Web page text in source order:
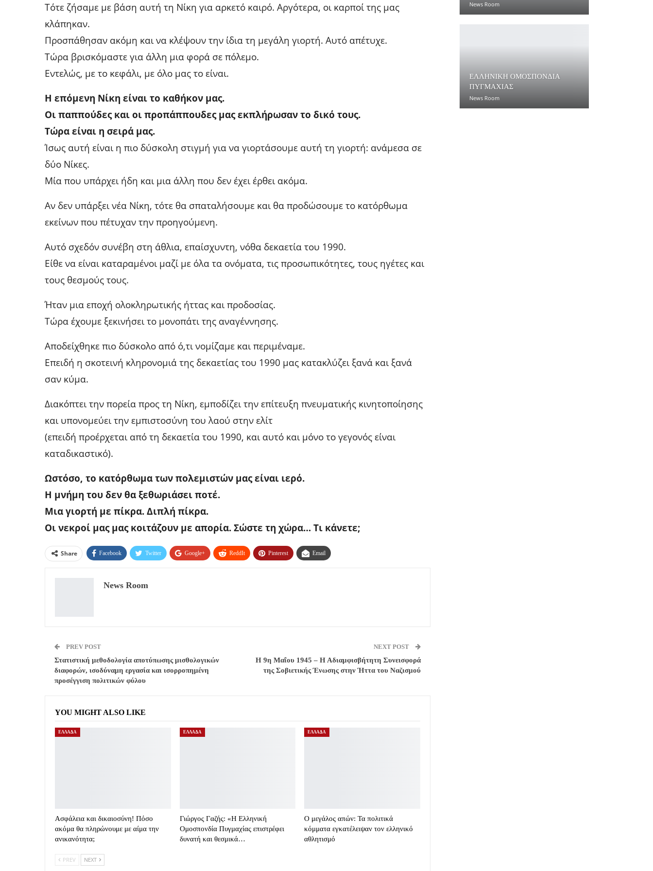
Τότε ζήσαμε με βάση αυτή τη Νίκη για αρκετό καιρό. Αργότερα, οι καρποί της μας
κλάπηκαν.
Προσπάθησαν ακόμη και να κλέψουν την ίδια τη μεγάλη γιορτή. Αυτό απέτυχε.
Τώρα βρισκόμαστε για άλλη μια φορά σε πόλεμο.
Εντελώς, με το κεφάλι, με όλο μας το είναι.
Η επόμενη Νίκη είναι το καθήκον μας.
Οι παππούδες και οι προπάππουδες μας εκπλήρωσαν το δικό τους.
Τώρα είναι η σειρά μας.
Ίσως αυτή είναι η πιο δύσκολη στιγμή για να γιορτάσουμε αυτή τη γιορτή: ανάμεσα σε
δύο Νίκες.
Μία που υπάρχει ήδη και μια άλλη που δεν έχει έρθει ακόμα.
Αν δεν υπάρξει νέα Νίκη, τότε θα σπαταλήσουμε και θα προδώσουμε το κατόρθωμα
εκείνων που πέτυχαν την προηγούμενη.
Αυτό σχεδόν συνέβη στη άθλια, επαίσχυντη, νόθα δεκαετία του 1990.
Είθε να είναι καταραμένοι μαζί με όλα τα ονόματα, τις προσωπικότητες, τους ηγέτες και
τους θεσμούς τους.
Ήταν μια εποχή ολοκληρωτικής ήττας και προδοσίας.
Τώρα έχουμε ξεκινήσει το μονοπάτι της αναγέννησης.
Αποδείχθηκε πιο δύσκολο από ό,τι νομίζαμε και περιμέναμε.
Επειδή η σκοτεινή κληρονομιά της δεκαετίας του 1990 μας κατακλύζει ξανά και ξανά
σαν κύμα.
Διακόπτει την πορεία προς τη Νίκη, εμποδίζει την επίτευξη πνευματικής κινητοποίησης
και υπονομεύει την εμπιστοσύνη του λαού στην ελίτ
(επειδή προέρχεται από τη δεκαετία του 1990, και αυτό και μόνο το γεγονός είναι
καταδικαστικό).
Ωστόσο, το κατόρθωμα των πολεμιστών μας είναι ιερό.
Η μνήμη του δεν θα ξεθωριάσει ποτέ.
Μια γιορτή με πίκρα. Διπλή πίκρα.
Οι νεκροί μας μας κοιτάζουν με απορία. Σώστε τη χώρα… Τι κάνετε;
Share Facebook Twitter Google+ ReddIt Pinterest Email
News Room
PREV POST
Στατιστική μεθοδολογία αποτύπωσης μισθολογικών
διαφορών, ισοδύναμη εργασία και ισορροπημένη
προσέγγιση πολιτικών φύλου
NEXT POST
Η 9η Μαΐου 1945 – Η Αδιαμφισβήτητη Συνεισφορά
της Σοβιετικής Ένωσης στην Ήττα του Ναζισμού
YOU MIGHT ALSO LIKE
ΕΛΛΑΔΑ
Ασφάλεια και δικαιοσύνη! Πόσο
ακόμα θα πληρώνουμε με αίμα την
ανικανότητα;
ΕΛΛΑΔΑ
Γιώργος Γαζής: «Η Ελληνική
Ομοσπονδία Πυγμαχίας επιστρέφει
δυνατή και θεσμικά…
ΕΛΛΑΔΑ
Ο μεγάλος απών: Τα πολιτικά
κόμματα εγκατέλειψαν τον ελληνικό
αθλητισμό
PREV NEXT
News Room
ΕΛΛΗΝΙΚΗ ΟΜΟΣΠΟΝΔΙΑ
ΠΥΓΜΑΧΙΑΣ
News Room